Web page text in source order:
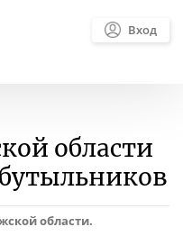
Вход
области
области.